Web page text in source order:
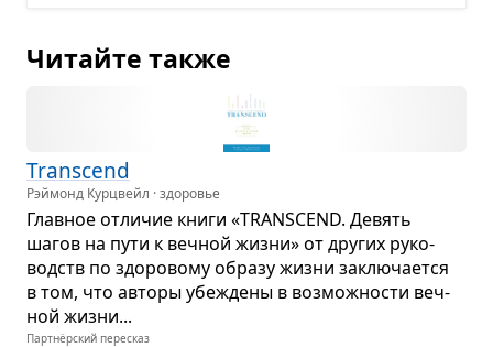
Читайте также
Transcend
Рэймонд Курцвейл · здоровье
Глав­ное отли­чие книги «TRANSCEND. Девять
шагов на пути к веч­ной жизни» от дру­гих руко­
водств по здо­ро­вому образу жизни заклю­ча­ется
в том, что авторы убе­ждены в воз­мож­но­сти веч­
ной жизни...
Партнёрский пересказ